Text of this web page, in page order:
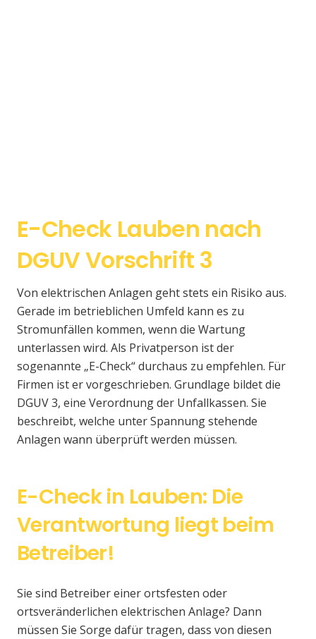
E-Check Lauben nach
DGUV Vorschrift 3
Von elektrischen Anlagen geht stets ein Risiko aus.
Gerade im betrieblichen Umfeld kann es zu
Stromunfällen kommen, wenn die Wartung
unterlassen wird. Als Privatperson ist der
sogenannte „E-Check“ durchaus zu empfehlen. Für
Firmen ist er vorgeschrieben. Grundlage bildet die
DGUV 3, eine Verordnung der Unfallkassen. Sie
beschreibt, welche unter Spannung stehende
Anlagen wann überprüft werden müssen.
E-Check in Lauben: Die
Verantwortung liegt beim
Betreiber!
Sie sind Betreiber einer ortsfesten oder
ortsveränderlichen elektrischen Anlage? Dann
müssen Sie Sorge dafür tragen, dass von diesen